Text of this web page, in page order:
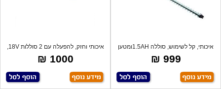
איכותי, קל לשימוש, סוללה 1.5AHומטען
מהיר
999 ₪
פיי
1000 ₪